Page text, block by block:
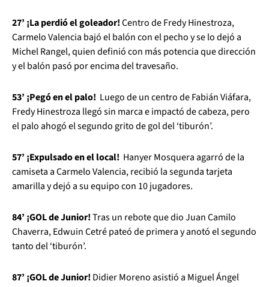
27’ ¡La perdió el goleador!Centro de Fredy Hinestroza,
Carmelo Valencia bajó el balón con el pecho y se lo dejó a
Michel Rangel, quien definió con más potencia que dirección
y el balón pasó por encima del travesaño.
53’ ¡Pegó en el palo! Luego de un centro de Fabián Viáfara,
Fredy Hinestroza llegó sin marca e impactó de cabeza, pero
el palo ahogó el segundo grito de gol del ‘tiburón’.
57’ ¡Expulsado en el local! Hanyer Mosquera agarró de la
camiseta a Carmelo Valencia, recibió la segunda tarjeta
amarilla y dejó a su equipo con 10 jugadores.
84’ ¡GOL de Junior!Tras un rebote que dio Juan Camilo
Chaverra, Edwuin Cetré pateó de primera y anotó el segundo
tanto del ‘tiburón’.
87’ ¡GOL de Junior! Didier Moreno asistió a Miguel Ángel